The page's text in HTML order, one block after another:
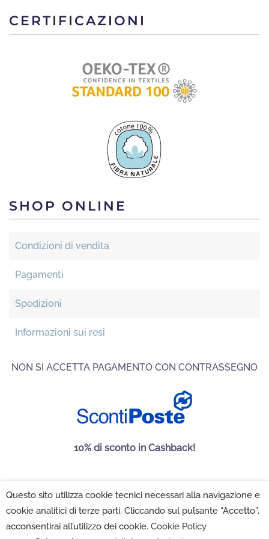
CERTIFICAZIONI
SHOP ONLINE
Condizioni di vendita
Pagamenti
Spedizioni
Informazioni sui resi
NON SI ACCETTA PAGAMENTO CON CONTRASSEGNO
10% di sconto in Cashback!
Maison Folies SRL 2022 - P.IVA 02222350502 -Privacy
Policy-Cookie Policy-Impostazioni Cookie
Questo sito utilizza cookie tecnici necessari alla navigazione e
cookie analitici di terze parti. Cliccando sul pulsante “Accetto”,
acconsentirai all’utilizzo dei cookie. Cookie Policy